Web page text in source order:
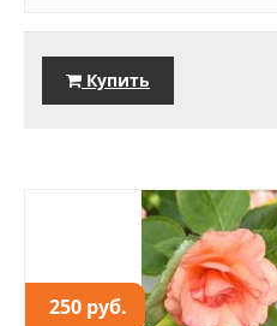
Купить
250 руб.